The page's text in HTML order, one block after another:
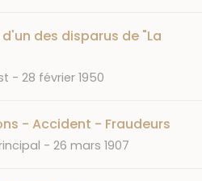
des disparus de "La
DATE
28 février 1950
- Accident - Fraudeurs
DATE
26 mars 1907